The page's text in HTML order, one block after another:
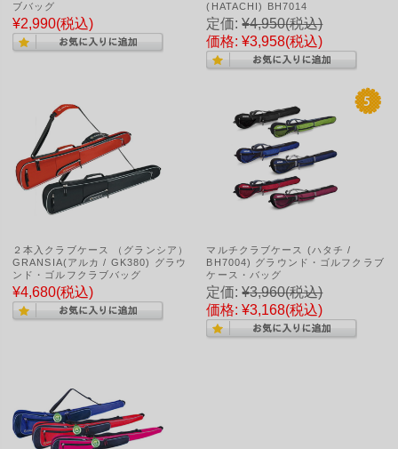
ブバッグ
¥2,990(税込)
(HATACHI) BH7014
定価: ¥4,950(税込)
価格: ¥3,958(税込)
２本入クラブケース （グランシア）
GRANSIA(アルカ / GK380) グラウ
ンド・ゴルフクラブバッグ
¥4,680(税込)
マルチクラブケース (ハタチ /
BH7004) グラウンド・ゴルフクラブ
ケース・バッグ
定価: ¥3,960(税込)
価格: ¥3,168(税込)